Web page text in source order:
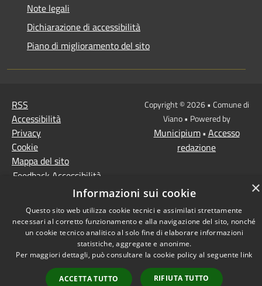
Note legali
Dichiarazione di accessibilità
Piano di miglioramento del sito
RSS
Accessibilità
Privacy
Cookie
Mappa del sito
Feedback Accessibilità
Copyright © 2026 • Comune di
Viano • Powered by
Municipium• Accesso
redazione
×
Informazioni sui cookie
Questo sito web utilizza cookie tecnici e assimilati strettamente
necessari al corretto funzionamento e alla navigazione del sito, nonché
un cookie tecnico analitico al solo fine di elaborare informazioni
statistiche, aggregate e anonime.
Per maggiori dettagli, può consultare la cookie policy al seguente link
ACCETTA TUTTO RIFIUTA TUTTO